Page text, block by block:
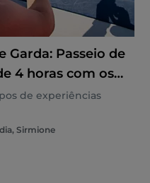
Garda: Passeio de
4 horas com os
Scaliger +
de experiências
Sirmione